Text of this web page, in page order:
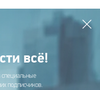
всё!
специальные
подписчиков.